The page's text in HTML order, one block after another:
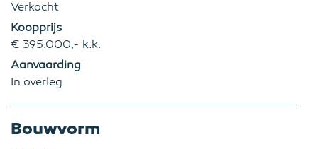
Verkocht
Koopprijs
€ 395.000,- k.k.
Aanvaarding
In overleg
Bouwvorm